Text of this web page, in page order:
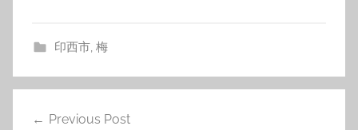
印西市, 梅
Previous Post